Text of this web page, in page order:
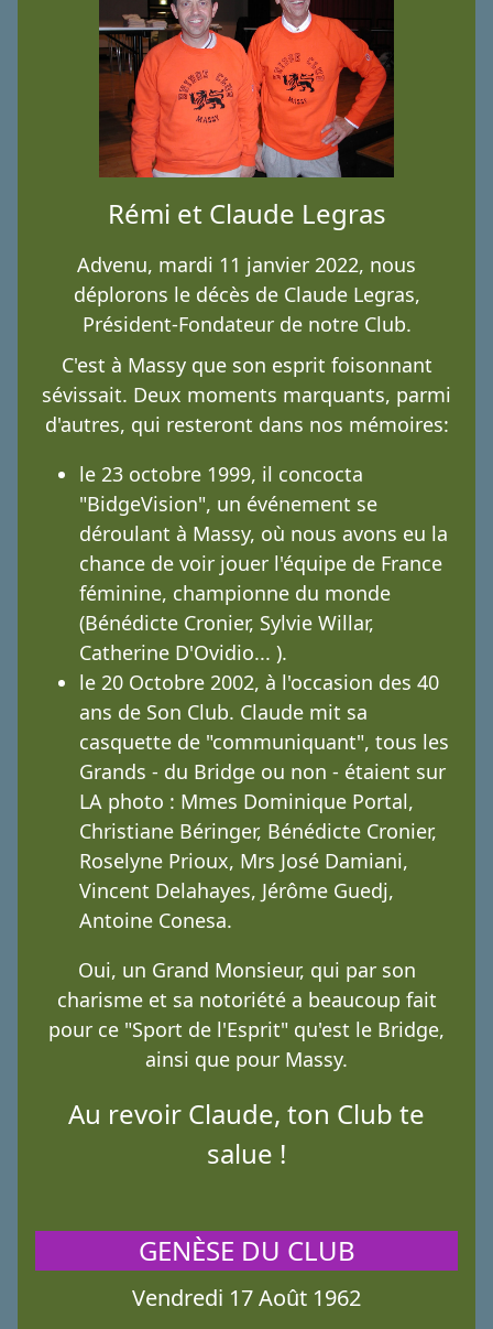
Rémi et Claude Legras
Advenu, mardi 11 janvier 2022, nous
déplorons le décès de Claude Legras,
Président-Fondateur de notre Club.
C'est à Massy que son esprit foisonnant
sévissait. Deux moments marquants, parmi
d'autres, qui resteront dans nos mémoires:
le 23 octobre 1999, il concocta
"BidgeVision", un événement se
déroulant à Massy, où nous avons eu la
chance de voir jouer l'équipe de France
féminine, championne du monde
(Bénédicte Cronier, Sylvie Willar,
Catherine D'Ovidio... ).
le 20 Octobre 2002, à l'occasion des 40
ans de Son Club. Claude mit sa
casquette de "communiquant", tous les
Grands - du Bridge ou non - étaient sur
LA photo : Mmes Dominique Portal,
Christiane Béringer, Bénédicte Cronier,
Roselyne Prioux, Mrs José Damiani,
Vincent Delahayes, Jérôme Guedj,
Antoine Conesa.
Oui, un Grand Monsieur, qui par son
charisme et sa notoriété a beaucoup fait
pour ce "Sport de l'Esprit" qu'est le Bridge,
ainsi que pour Massy.
Au revoir Claude, ton Club te
salue !
GENÈSE DU CLUB
Vendredi 17 Août 1962